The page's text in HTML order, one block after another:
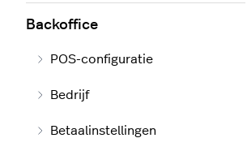
Backoffice
POS-configuratie
Bedrijf
Betaalinstellingen